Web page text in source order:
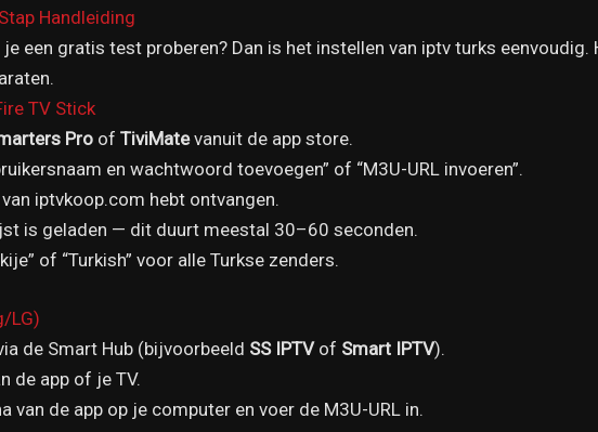
Handleiding
een gratis test proberen? Dan is het instellen van iptv turks eenvoudig.
TV Stick
Pro ofTiviMatevanuit de app store.
en wachtwoord toevoegen” of “M3U-URL invoeren”.
iptvkoop.com hebt ontvangen.
is geladen — dit duurt meestal 30–60 seconden.
of “Turkish” voor alle Turkse zenders.
LG)
de Smart Hub (bijvoorbeeld SS IPTVof Smart IPTV).
de app of je TV.
van de app op je computer en voer de M3U-URL in.